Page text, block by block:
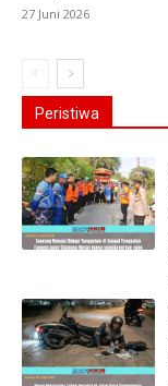
27 Juni 2026
Peristiwa